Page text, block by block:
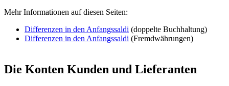
Mehr Informationen auf diesen Seiten:
Differenzen in den Anfangssaldi (doppelte Buchhaltung)
Differenzen in den Anfangssaldi (Fremdwährungen)
Die Konten Kunden und Lieferanten